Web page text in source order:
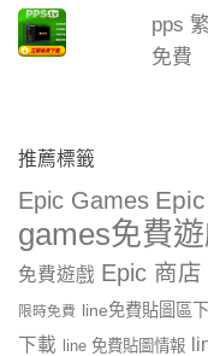
pps
免費
推薦標籤
Epic Games
games免費
免費遊戲 Epic 商店
限時免費 line免費貼圖區
下載 line 免費貼圖情報